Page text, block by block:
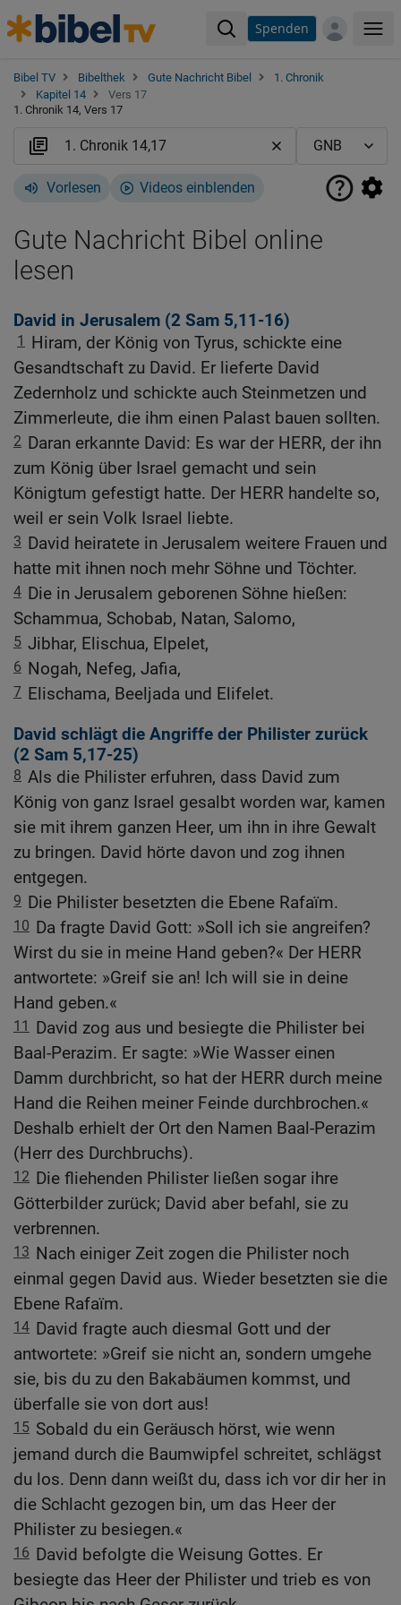
Spenden
Bibel TV Bibelthek Gute Nachricht Bibel
1. Chronik
Kapitel 14
Vers 17
1. Chronik 14, Vers 17
Vorlesen Videos einblenden
Gute Nachricht Bibel online
lesen
David in Jerusalem (2 Sam 5,11-16)
1
Hiram, der König von Tyrus, schickte eine
Gesandtschaft zu David. Er lieferte David
Zedernholz und schickte auch Steinmetzen und
Zimmerleute, die ihm einen Palast bauen sollten.
2 Daran erkannte David: Es war der HERR, der ihn
zum König über Israel gemacht und sein
Königtum gefestigt hatte. Der HERR handelte so,
weil er sein Volk Israel liebte.
3 David heiratete in Jerusalem weitere Frauen und
hatte mit ihnen noch mehr Söhne und Töchter.
4 Die in Jerusalem geborenen Söhne hießen:
Schammua, Schobab, Natan, Salomo,
5 Jibhar, Elischua, Elpelet,
6 Nogah, Nefeg, Jafia,
7 Elischama, Beeljada und Elifelet.
David schlägt die Angriffe der Philister zurück
(2 Sam 5,17-25)
8 Als die Philister erfuhren, dass David zum
König von ganz Israel gesalbt worden war, kamen
sie mit ihrem ganzen Heer, um ihn in ihre Gewalt
zu bringen. David hörte davon und zog ihnen
entgegen.
9 Die Philister besetzten die Ebene Rafaïm.
10 Da fragte David Gott: »Soll ich sie angreifen?
Wirst du sie in meine Hand geben?« Der HERR
antwortete: »Greif sie an! Ich will sie in deine
Hand geben.«
11
David zog aus und besiegte die Philister bei
Baal-Perazim. Er sagte: »Wie Wasser einen
Damm durchbricht, so hat der HERR durch meine
Hand die Reihen meiner Feinde durchbrochen.«
Deshalb erhielt der Ort den Namen Baal-Perazim
(Herr des Durchbruchs).
12 Die fliehenden Philister ließen sogar ihre
Götterbilder zurück; David aber befahl, sie zu
verbrennen.
13 Nach einiger Zeit zogen die Philister noch
einmal gegen David aus. Wieder besetzten sie die
Ebene Rafaïm.
14 David fragte auch diesmal Gott und der
antwortete: »Greif sie nicht an, sondern umgehe
sie, bis du zu den Bakabäumen kommst, und
überfalle sie von dort aus!
15 Sobald du ein Geräusch hörst, wie wenn
jemand durch die Baumwipfel schreitet, schlägst
du los. Denn dann weißt du, dass ich vor dir her in
die Schlacht gezogen bin, um das Heer der
Philister zu besiegen.«
16 David befolgte die Weisung Gottes. Er
besiegte das Heer der Philister und trieb es von